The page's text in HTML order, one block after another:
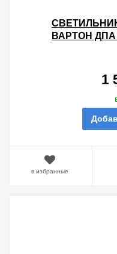
ВАРТОН ДПА
1
в избранные